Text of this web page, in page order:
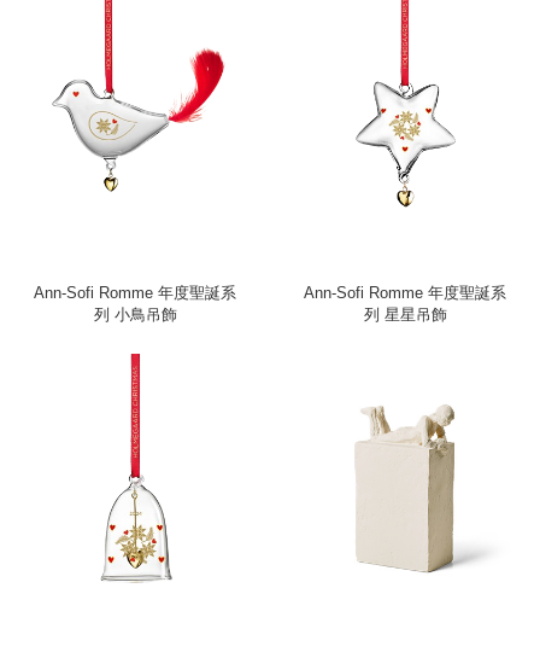
Ann-Sofi Romme 年度聖誕系
列 小鳥吊飾
Ann-Sofi Romme 年度聖誕系
列 星星吊飾